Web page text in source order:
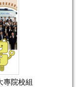
專院校組